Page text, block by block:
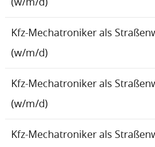
Kfz-Mechatroniker als
(w/m/d)
Kfz-Mechatroniker als
(w/m/d)
Kfz-Mechatroniker als